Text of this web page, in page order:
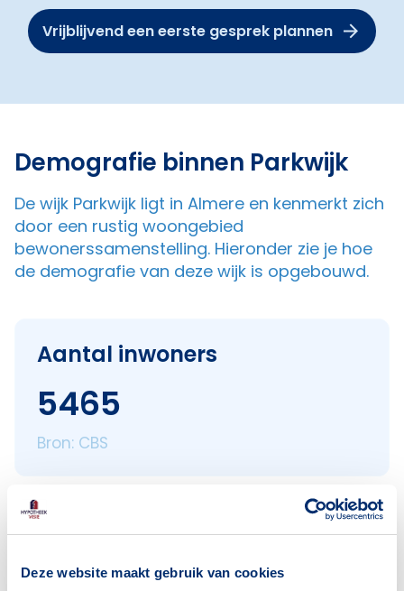
Deze website maakt gebruik van cookies
Vrijblijvend een eerste gesprek plannen
Demografie binnen Parkwijk
De wijk Parkwijk ligt in Almere en kenmerkt zich
door een rustig woongebied
bewonerssamenstelling. Hieronder zie je hoe
de demografie van deze wijk is opgebouwd.
Aantal inwoners
5465
Bron: CBS
Leeftijden
< 18 jaar